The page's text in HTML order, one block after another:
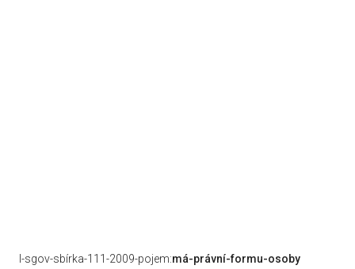
l-sgov-sbírka-111-2009-pojem:má-právní-formu-osoby